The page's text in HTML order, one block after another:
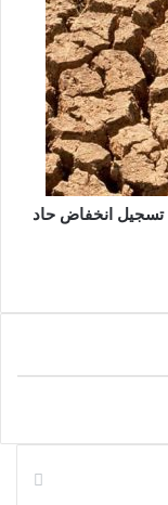
تسجيل انخفاض حاد